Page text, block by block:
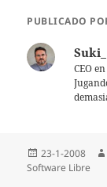
PUBLICADO
Suki_
CEO
Publicado
el
23-1-2008
Software Libre